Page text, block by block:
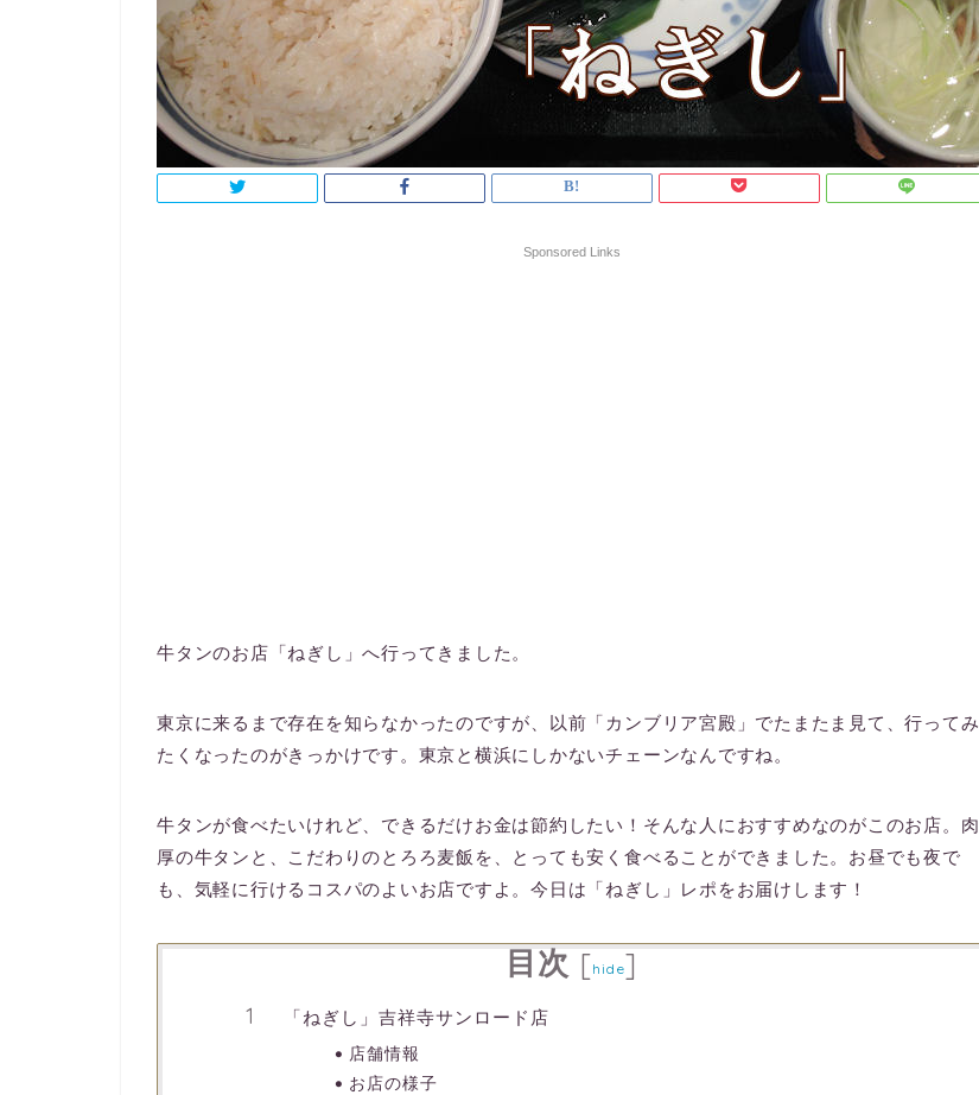
Sponsored Links
牛タンのお店「ねぎし」へ行ってきました。
東京に来るまで存在を知らなかったのですが、以前「カンブリア宮殿」でたまたま見て、行ってみ
たくなったのがきっかけです。東京と横浜にしかないチェーンなんですね。
牛タンが食べたいけれど、できるだけお金は節約したい！そんな人におすすめなのがこのお店。肉
厚の牛タンと、こだわりのとろろ麦飯を、とっても安く食べることができました。お昼でも夜で
も、気軽に行けるコスパのよいお店ですよ。今日は「ねぎし」レポをお届けします！
目次 [hide]
「ねぎし」吉祥寺サンロード店
店舗情報
お店の様子